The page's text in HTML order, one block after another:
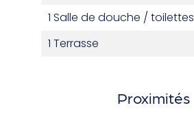
1 Salle de douche / toilettes
1 Terrasse
Proximités